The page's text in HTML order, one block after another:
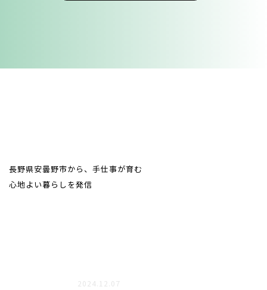
長野県安曇野市から、手仕事が育む
心地よい暮らしを発信
2024.12.07